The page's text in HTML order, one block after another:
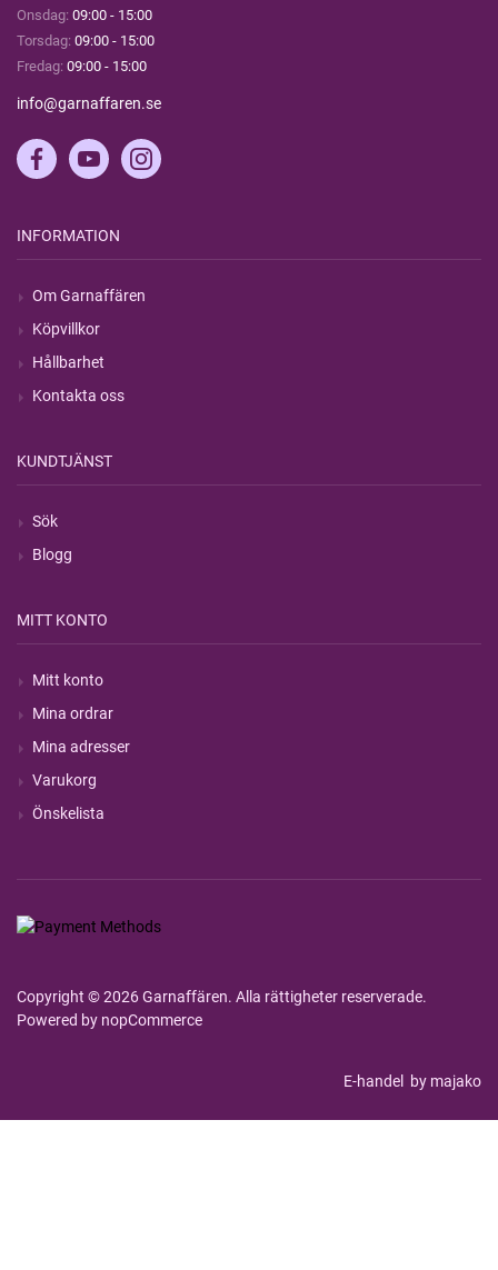
Onsdag: 09:00 - 15:00
Torsdag: 09:00 - 15:00
Fredag: 09:00 - 15:00
info@garnaffaren.se
INFORMATION
Om Garnaffären
Köpvillkor
Hållbarhet
Kontakta oss
KUNDTJÄNST
Sök
Blogg
MITT KONTO
Mitt konto
Mina ordrar
Mina adresser
Varukorg
Önskelista
Copyright © 2026 Garnaffären. Alla rättigheter reserverade.
Powered by nopCommerce
E-handel by majako